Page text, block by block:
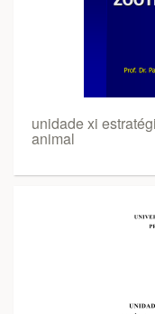
unidade xi
animal